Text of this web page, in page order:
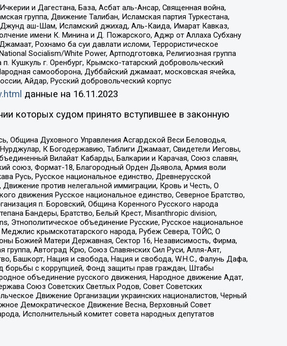
и Дагестана, База, Асбат аль-Ансар, Священная война,
группа, Движение Талибан, Исламская партия Туркестана,
аш-Шам, Исламский джихад, Аль-Каида, Имарат Кавказ,
имени К. Минина и Д. Пожарского, Аджр от Аллаха Субхану
Рохнамо ба суи давлати исломи, Террористическое
Socialism/White Power, Артподготовка, Религиозная группа
Кушкуль г. Оренбург, Крымско-татарский добровольческий
самооборона, Дуббайский джамаат, московская ячейка,
Айдар, Русский добровольческий корпус
данные на 16.11.2023
которых судом принято вступившее в законную
Община Духовного Управления Асгардской Веси Беловодья,
К Богодержавию, Таблиги Джамаат, Свидетели Иеговы,
Вилайат Кабарды, Балкарии и Карачая, Союз славян,
союз, Формат-18, Благородный Орден Дьявола, Армия воли
Русь, Русское национальное единство, Древнерусской
против нелегальной иммиграции, Кровь и Честь, О
движения Русское национальное единство, Северное Братство,
п. Боровский, Община Коренного Русского народа
Бандеры, Братство, Белый Крест, Misanthropic division,
Этнополитическое объединение Русские, Русское национальное
крымскотатарского народа, Рубеж Севера, ТОЙС, О
Божией Матери Державная, Сектор 16, Независимость, Фирма,
Автоград Крю, Союз Славянских Сил Руси, Алля-Аят,
Башкорт, Нация и свобода, Нация и свобода, W.H.С., Фалунь Дафа,
борьбы с коррупцией, Фонд защиты прав граждан, Штабы
объединение русского движения, Народное движение Адат,
Союз Советских Светлых Родов, Совет Советских
Движение Организации украинских националистов, Черный
Демократическое Движение Весна, Верховный Совет
Исполнительный комитет совета народных депутатов